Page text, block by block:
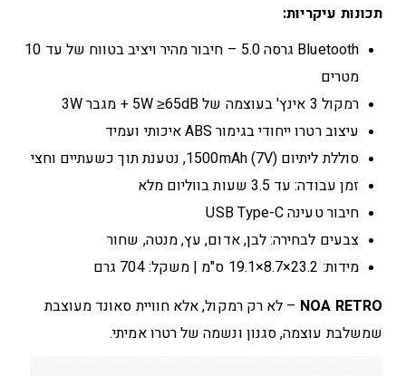
תכונות עיקריות:
Bluetooth גרסה 5.0 – חיבור מהיר ויציב בטווח של עד 10
מטרים
רמקול 3 אינץ' בעוצמה של 5W ≥65dB + מגבר 3W
עיצוב רטרו ייחודי בגימור ABS איכותי ועמיד
סוללת ליתיום 1500mAh (7V), נטענת תוך כשעתיים וחצי
זמן עבודה: עד 3.5 שעות בווליום מלא
חיבור טעינה USB Type-C
צבעים לבחירה: לבן, אדום, עץ, מנטה, שחור
מידות: 23.2×8.7×19.1 ס"מ | משקל: 704 גרם
NOA RETRO – לא רק רמקול, אלא חוויית סאונד מעוצבת
שמשלבת עוצמה, סגנון ונשמה של רטרו אמיתי.